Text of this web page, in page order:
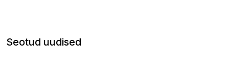
Seotud uudised